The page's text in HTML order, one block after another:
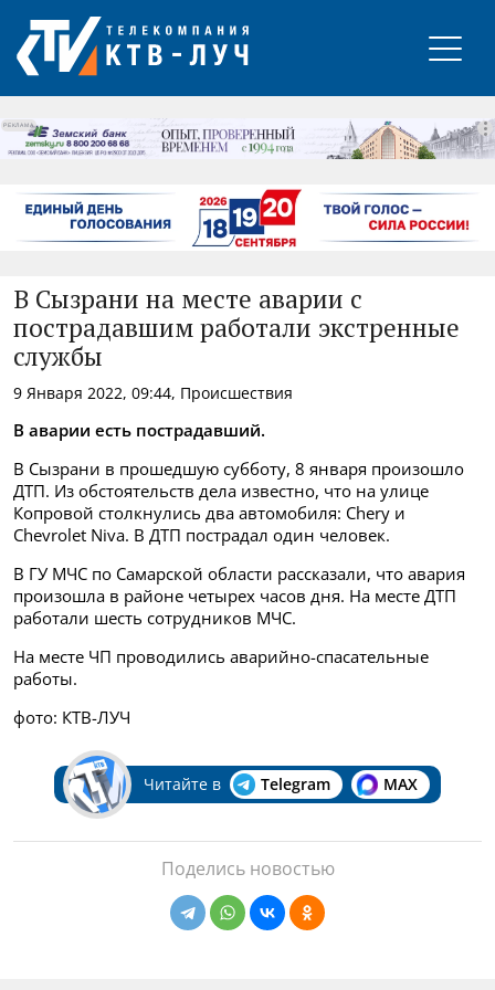
РЕКЛАМА
В Сызрани на месте аварии с
пострадавшим работали экстренные
службы
9 Января 2022, 09:44, Происшествия
В аварии есть пострадавший.
В Сызрани в прошедшую субботу, 8 января произошло
ДТП. Из обстоятельств дела известно, что на улице
Копровой столкнулись два автомобиля: Chery и
Chevrolet Niva. В ДТП пострадал один человек.
В ГУ МЧС по Самарской области рассказали, что авария
произошла в районе четырех часов дня. На месте ДТП
работали шесть сотрудников МЧС.
На месте ЧП проводились аварийно-спасательные
работы.
фото: КТВ-ЛУЧ
Читайте в Telegram MAX
Поделись новостью